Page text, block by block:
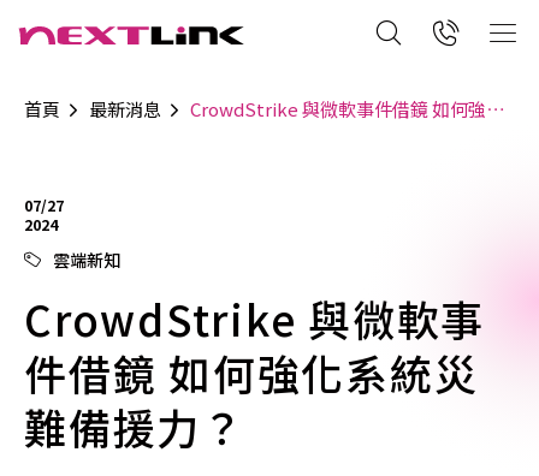
首頁 最新消息 CrowdStrike 與微軟事件借鏡 如何強化系統災難備援力？
07/27
2024
雲端新知
CrowdStrike 與微軟事
件借鏡 如何強化系統災
難備援力？